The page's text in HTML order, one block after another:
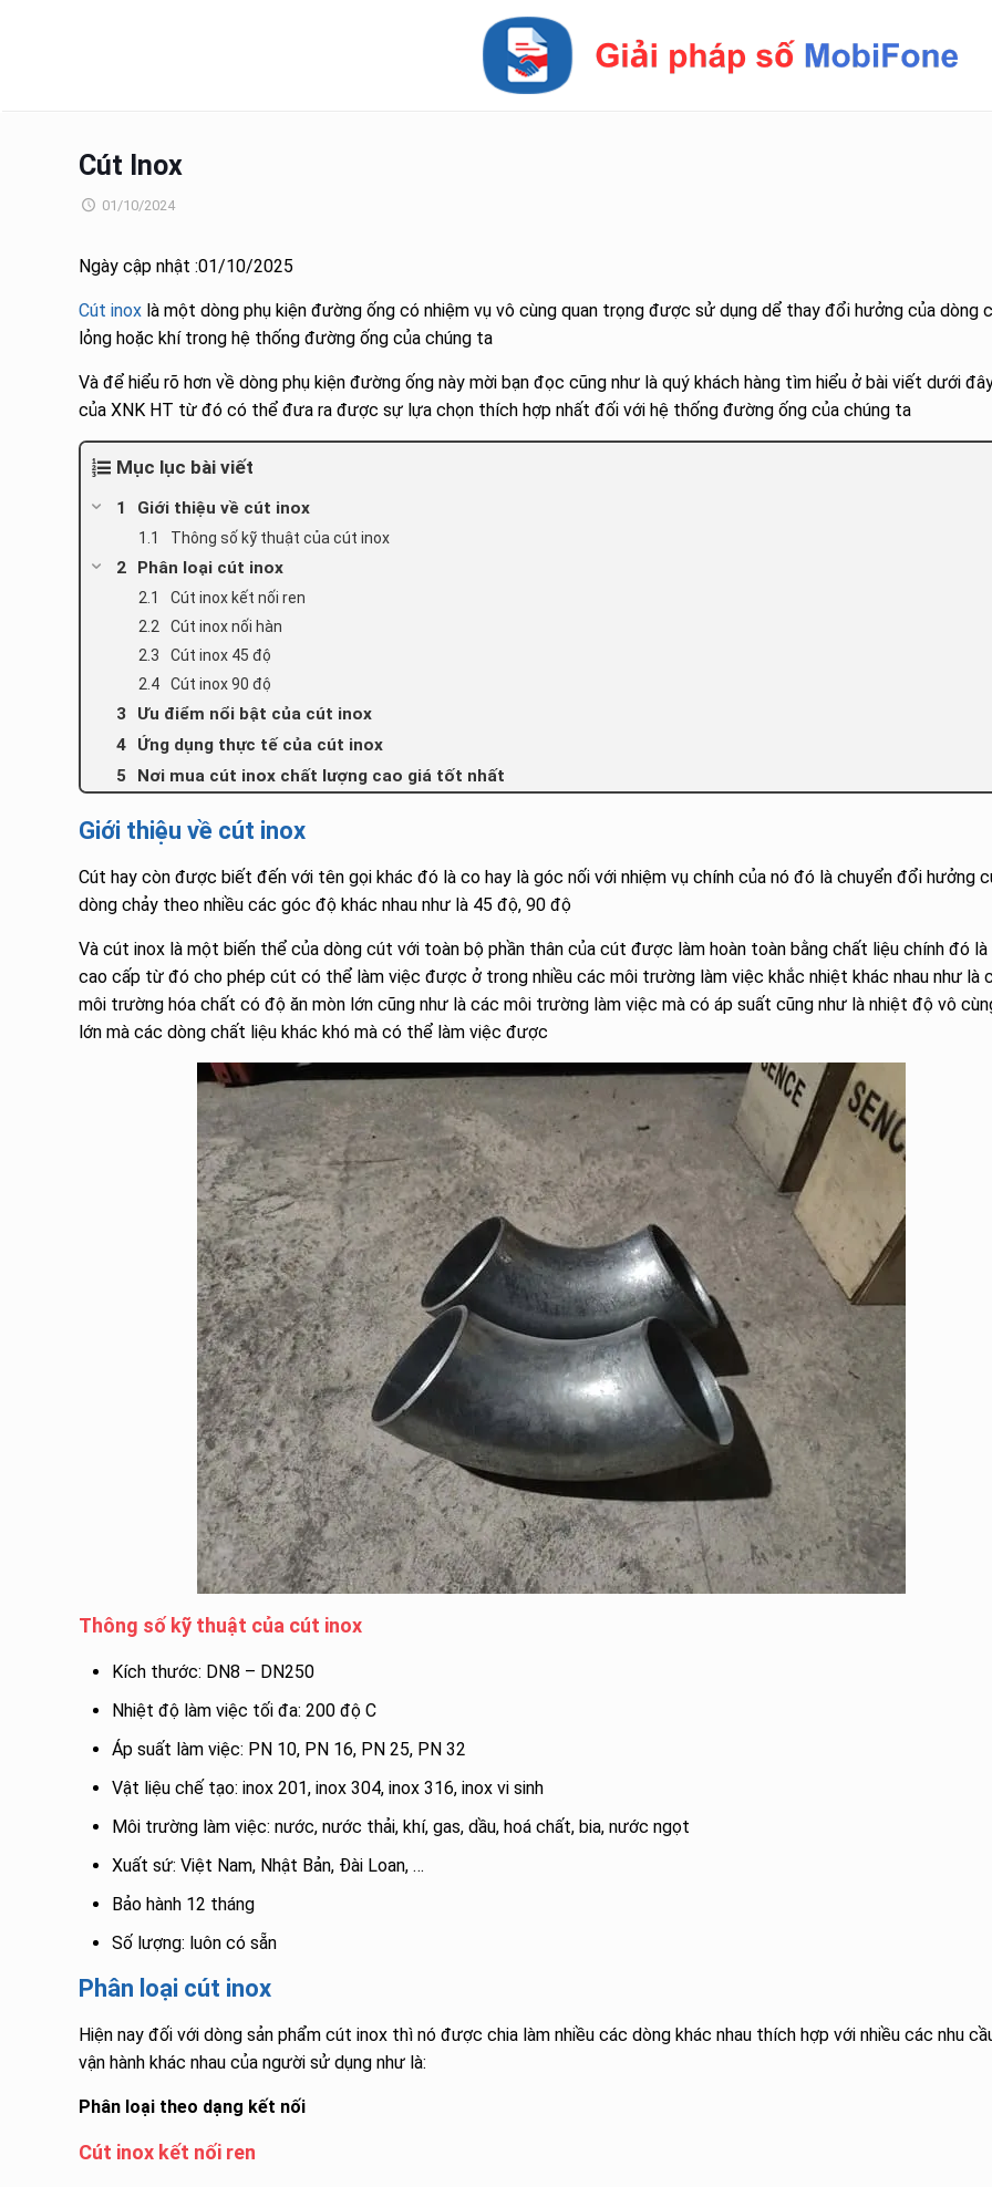
Cút Inox
01/10/2024
Ngày cập nhật :01/10/2025
Cút inoxlà một dòng phụ kiện đường ống có nhiệm vụ vô cùng quan trọng được sử dụng dể thay đổi hưởng của dòng
lỏng hoặc khí trong hệ thống đường ống của chúng ta
Và để hiểu rõ hơn về dòng phụ kiện đường ống này mời bạn đọc cũng như là quý khách hàng tìm hiểu ở bài viết dưới
của XNK HT từ đó có thể đưa ra được sự lựa chọn thích hợp nhất đối với hệ thống đường ống của chúng ta
Mục lục bài viết
Giới thiệu về cút inox
Thông số kỹ thuật của cút inox
Phân loại cút inox
Cút inox kết nối ren
Cút inox nối hàn
Cút inox 45 độ
Cút inox 90 độ
Ưu điểm nổi bật của cút inox
Ứng dụng thực tế của cút inox
Nơi mua cút inox chất lượng cao giá tốt nhất
Giới thiệu về cút inox
Cút hay còn được biết đến với tên gọi khác đó là co hay là góc nối với nhiệm vụ chính của nó đó là chuyển đổi hưởng
dòng chảy theo nhiều các góc độ khác nhau như là 45 độ, 90 độ
Và cút inox là một biến thể của dòng cút với toàn bộ phần thân của cút được làm hoàn toàn bằng chất liệu chính đó là
cao cấp từ đó cho phép cút có thể làm việc được ở trong nhiều các môi trường làm việc khắc nhiệt khác nhau như là
môi trường hóa chất có độ ăn mòn lớn cũng như là các môi trường làm việc mà có áp suất cũng như là nhiệt độ vô
lớn mà các dòng chất liệu khác khó mà có thể làm việc được
Thông số kỹ thuật của cút inox
Kích thước: DN8 – DN250
Nhiệt độ làm việc tối đa: 200 độ C
Áp suất làm việc: PN 10, PN 16, PN 25, PN 32
Vật liệu chế tạo: inox 201, inox 304, inox 316, inox vi sinh
Môi trường làm việc: nước, nước thải, khí, gas, dầu, hoá chất, bia, nước ngọt
Xuất sứ: Việt Nam, Nhật Bản, Đài Loan, …
Bảo hành 12 tháng
Số lượng: luôn có sẵn
Phân loại cút inox
Hiện nay đối với dòng sản phẩm cút inox thì nó được chia làm nhiều các dòng khác nhau thích hợp với nhiều các nhu
vận hành khác nhau của người sử dụng như là:
Phân loại theo dạng kết nối
Cút inox kết nối ren